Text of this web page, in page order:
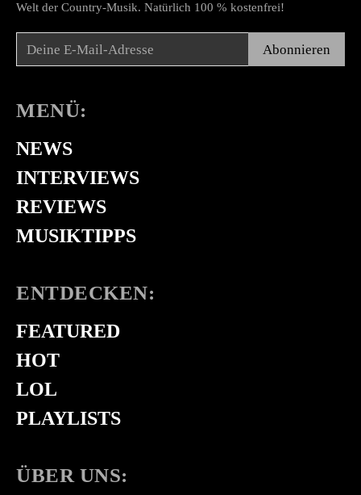
Welt der Country-Musik. Natürlich 100 % kostenfrei!
Abonnieren
MENÜ:
NEWS
INTERVIEWS
REVIEWS
MUSIKTIPPS
ENTDECKEN:
FEATURED
HOT
LOL
PLAYLISTS
ÜBER UNS: